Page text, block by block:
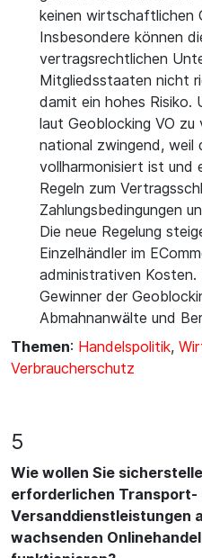
keinen wirtschaftlichen
Insbesondere können
vertragsrechtlichen
Mitgliedsstaaten nicht
damit ein hohes Risiko.
laut Geoblocking VO
national zwingend,
vollharmonisiert ist und
Regeln zum
Zahlungsbedingungen
Die neue Regelung
Einzelhändler im
administrativen
Gewinner der
Abmahnanwälte und
Themen: Handelspolitik,
Verbraucherschutz
5
Wie wollen Sie
erforderlichen Transport-
Versanddienstleistungen
wachsenden